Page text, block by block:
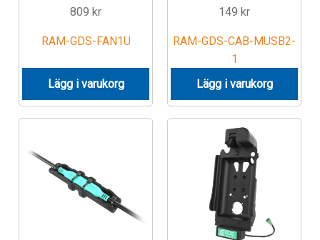
Off-road Vehicle
Power Boat
UTV
Vehicle Type
809 kr
RAM-GDS-FAN1U
Lägg i varukorg
149 kr
RAM-GDS-CAB-MUSB2-
1
Lägg i varukorg